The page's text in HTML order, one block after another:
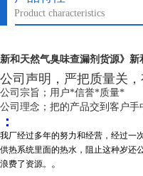
Product characteristics
新和天然气臭味查漏剂货源》
公司声明， 严把质量关，
公司宗旨；用户*信誉*质量*
公司理念；把的产品交到客户手
：
我厂经过多年的努力和经营，经过一
供热系统里面的热水，阻止这种岁还
浪费了资源。 。